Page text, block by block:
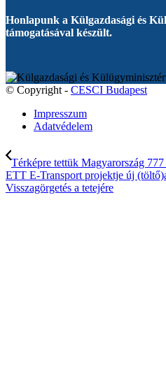
Honlapunk a Külgazdasági és
támogatásával készült.
© Copyright - CESCI Budapest
Impresszum
Adatvédelem
Térképre tettük Magyarország
ETT E-Transport projektje új
Visszagörgetés a tetejére